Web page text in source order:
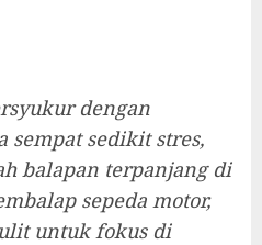
dengan
sempat sedikit stres,
balapan terpanjang di
sepeda motor,
untuk fokus di